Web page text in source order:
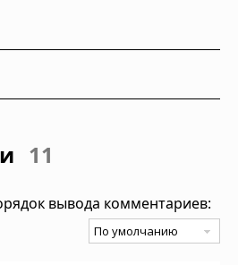
11
вывода комментариев: